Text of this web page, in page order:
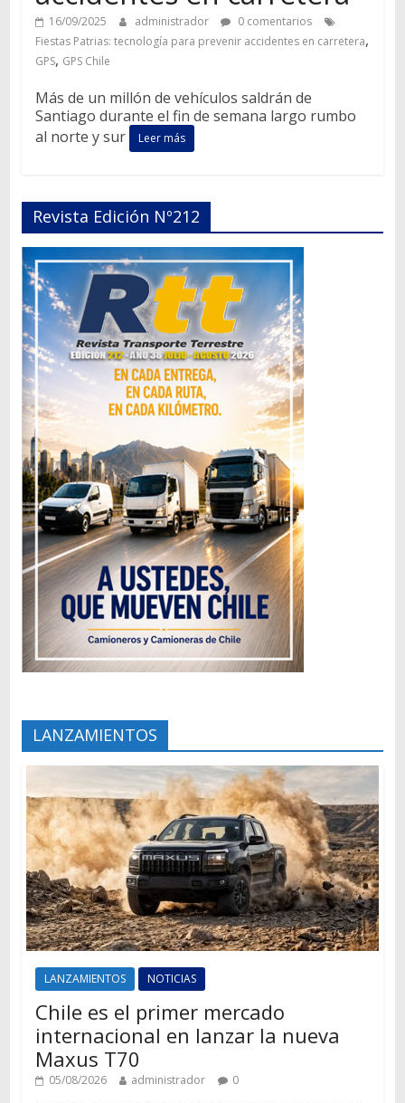
16/09/2025 administrador
0 comentarios
Fiestas Patrias: tecnología para prevenir accidentes en carretera,
GPS, GPS Chile
Más de un millón de vehículos saldrán de
Santiago durante el fin de semana largo rumbo
al norte y sur
Leer más
Revista Edición Nº212
LANZAMIENTOS
LANZAMIENTOS NOTICIAS
Chile es el primer mercado
internacional en lanzar la nueva
Maxus T70
05/08/2026 administrador 0